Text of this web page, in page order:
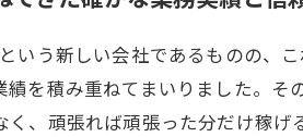
いう新しい会社であるものの、
績を積み重ねてまいりました。
く、頑張れば頑張った分だけ稼